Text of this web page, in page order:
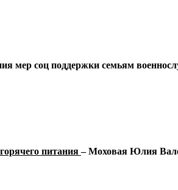
мер соц поддержки семьям
питания– Моховая Юлия